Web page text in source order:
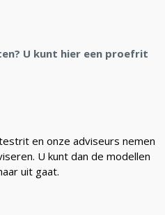
U kunt hier een proefrit
en onze adviseurs nemen
U kunt dan de modellen
uit gaat.